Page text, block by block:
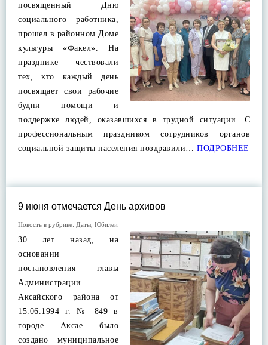
посвященный Дню
социального работника,
прошел в районном Доме
культуры «Факел». На
празднике чествовали
тех, кто каждый день
посвящает свои рабочие
будни помощи и
поддержке людей, оказавшихся в трудной ситуации. С
профессиональным праздником сотрудников органов
социальной защиты населения поздравили… ПОДРОБНЕЕ
9 июня отмечается День архивов
Новость в рубрике: Даты Юбилеи
30 лет назад, на
основании
постановления главы
Администрации
Аксайского района от
15.06.1994 г. № 849 в
городе Аксае было
создано муниципальное